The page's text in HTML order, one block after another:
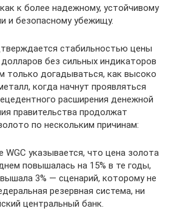
к более надежному, устойчивому
и безопасному убежищу.
стабильностью цены
без сильных индикаторов
догадываться, как высоко
когда начнут проявляться
расширения денежной
правительства продолжат
по нескольким причинам:
WGC указывается, что цена золота
повышалась на 15% в те годы,
3% — сценарий, которому не
резервная система, ни
центральный банк.